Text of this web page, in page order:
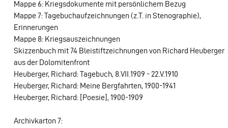
Mappe 6: Kriegsdokumente mit persönlichem Bezug
Mappe 7: Tagebuchaufzeichnungen (z.T. in Stenographie),
Erinnerungen
Mappe 8: Kriegsauszeichnungen
Skizzenbuch mit 74 Bleistiftzeichnungen von Richard Heuberger
aus der Dolomitenfront
Heuberger, Richard: Tagebuch, 8.VII.1909 - 22.V.1910
Heuberger, Richard: Meine Bergfahrten, 1900-1941
Heuberger, Richard: [Poesie], 1900-1909
Archivkarton 7: